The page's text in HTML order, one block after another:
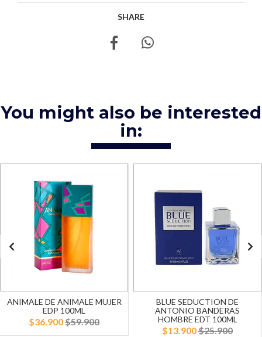
SHARE
You might also be interested
in:
ANIMALE DE ANIMALE MUJER
EDP 100ML
$36.900$59.900
BLUE SEDUCTION DE
ANTONIO BANDERAS
HOMBRE EDT 100ML
$13.900$25.900